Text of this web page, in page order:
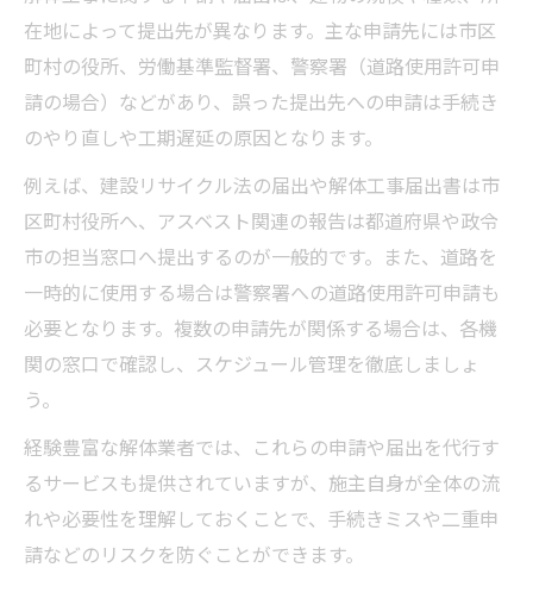
在地によって提出先が異なります。主な申請先には市区
町村の役所、労働基準監督署、警察署（道路使用許可申
請の場合）などがあり、誤った提出先への申請は手続き
のやり直しや工期遅延の原因となります。
例えば、建設リサイクル法の届出や解体工事届出書は市
区町村役所へ、アスベスト関連の報告は都道府県や政令
市の担当窓口へ提出するのが一般的です。また、道路を
一時的に使用する場合は警察署への道路使用許可申請も
必要となります。複数の申請先が関係する場合は、各機
関の窓口で確認し、スケジュール管理を徹底しましょ
う。
経験豊富な解体業者では、これらの申請や届出を代行す
るサービスも提供されていますが、施主自身が全体の流
れや必要性を理解しておくことで、手続きミスや二重申
請などのリスクを防ぐことができます。